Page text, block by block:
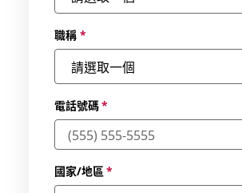
職稱*
電話號碼*
國家/地區 *